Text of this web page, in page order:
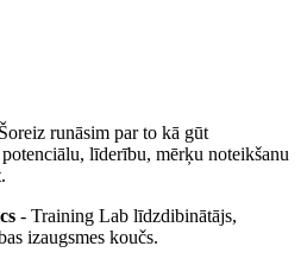
runāsim par to kā gūt
līderību, mērķu noteikšanu
- Training Lab līdzdibinātājs,
izaugsmes koučs.